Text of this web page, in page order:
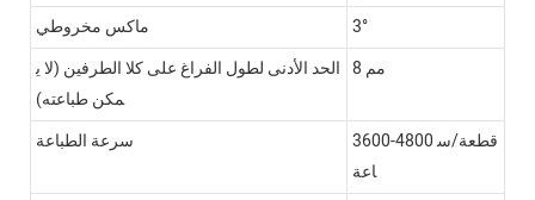
ماكس مخروطي
3°
الحد الأدنى لطول الفراغ على كلا الطرفين (لا ي
مكن طباعته)
8 مم
سرعة الطباعة
3600-4800 قطعة/س
اعة